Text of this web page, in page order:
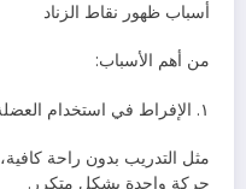
أسباب ظهور نقاط الزناد
من أهم الأسباب:
١. الإفراط في استخدام العضلة
مثل التدريب بدون راحة
حركة واحدة بشكل متكرر.